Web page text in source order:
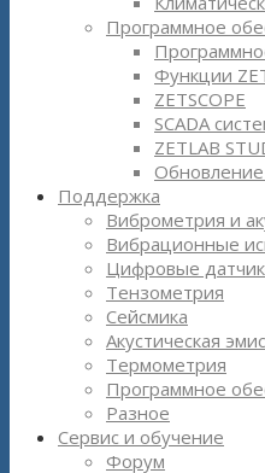
Программное
Функции
ZETSCOPE
SCADA
ZETLAB
Поддержка
Виброметрия и
Вибрационные
Цифровые
Тензометрия
Сейсмика
Акустическая
Термометрия
Программное
Разное
Сервис и обучение
Форум